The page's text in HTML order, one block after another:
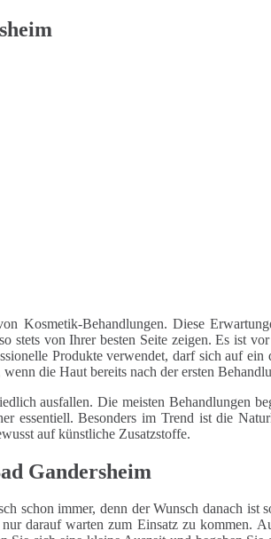
Kosmetik-Behandlungen. Diese
stets von Ihrer besten Seite zeigen. Es ist
Produkte verwendet, darf sich auf
die Haut bereits nach der ersten
ausfallen. Die meisten Behandlungen
essentiell. Besonders im Trend ist die
auf künstliche Zusatzstoffe.
Gandersheim
schon immer, denn der Wunsch danach
darauf warten zum Einsatz zu kommen.